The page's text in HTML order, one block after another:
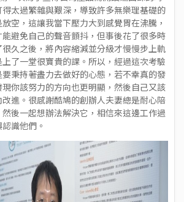
太過繁雜與艱深，導致許多無樂理基礎的
空，這讓我當下壓力大到感覺胃在沸騰，
避免自己的聲音顫抖，但事後花了很多時
久之後，將內容縮減並分級才慢慢步上軌
了一堂很寶貴的課。所以，經過這次考驗
秉持著盡力去做好的心態，若不幸真的發
你該努力的方向也更明顯，然後自己又該
進。很感謝酷鳩的創辦人夫妻總是耐心陪
後一起想辦法解決它，相信來這邊工作過
識他們。